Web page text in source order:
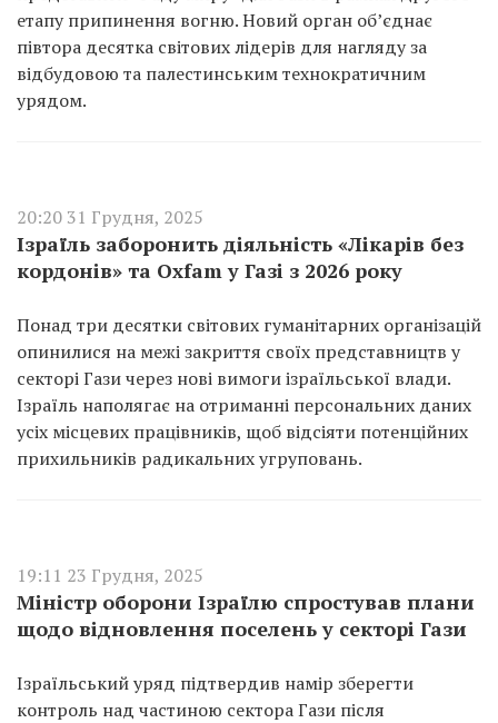
етапу припинення вогню. Новий орган об’єднає
півтора десятка світових лідерів для нагляду за
відбудовою та палестинським технократичним
урядом.
20:20 31 Грудня, 2025
Ізраїль заборонить діяльність «Лікарів без
кордонів» та Oxfam у Газі з 2026 року
Понад три десятки світових гуманітарних організацій
опинилися на межі закриття своїх представництв у
секторі Гази через нові вимоги ізраїльської влади.
Ізраїль наполягає на отриманні персональних даних
усіх місцевих працівників, щоб відсіяти потенційних
прихильників радикальних угруповань.
19:11 23 Грудня, 2025
Міністр оборони Ізраїлю спростував плани
щодо відновлення поселень у секторі Гази
Ізраїльський уряд підтвердив намір зберегти
контроль над частиною сектора Гази після